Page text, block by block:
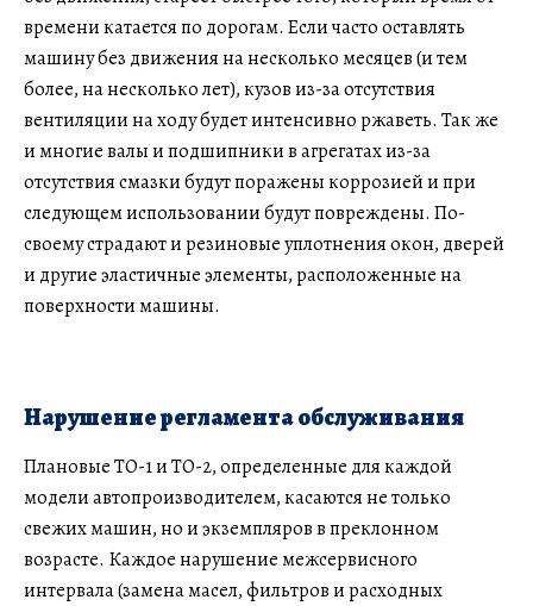
времени катается по дорогам. Если часто оставлять
машину без движения на несколько месяцев (и тем
более, на несколько лет), кузов из-за отсутствия
вентиляции на ходу будет интенсивно ржаветь. Так же
и многие валы и подшипники в агрегатах из-за
отсутствия смазки будут поражены коррозией и при
следующем использовании будут повреждены. По-
своему страдают и резиновые уплотнения окон, дверей
и другие эластичные элементы, расположенные на
поверхности машины.
Нарушение регламента обслуживания
Плановые ТО-1 и ТО-2, определенные для каждой
модели автопроизводителем, касаются не только
свежих машин, но и экземпляров в преклонном
возрасте. Каждое нарушение межсервисного
интервала (замена масел, фильтров и расходных